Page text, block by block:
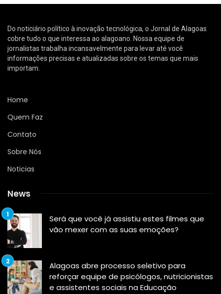
Do noticiário político à inovação tecnológica, o Jornal de Alagoas
cobre tudo o que interessa ao alagoano. Nossa equipe de
jornalistas trabalha incansavelmente para levar até você
informações precisas e atualizadas sobre os temas que mais
importam.
Home
Quem Faz
Contato
Sobre Nós
Noticias
News
Será que você já assistiu estes filmes que
vão mexer com as suas emoções?
Alagoas abre processo seletivo para
reforçar equipe de psicólogos, nutricionistas
e assistentes sociais na Educação